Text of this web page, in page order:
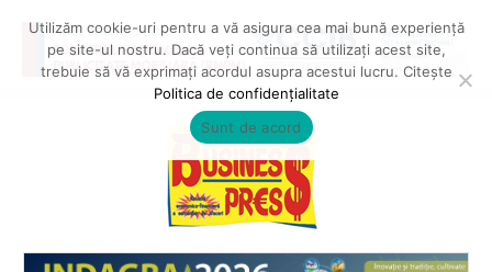
Utilizăm cookie-uri pentru a vă asigura cea mai bună experiență
pe site-ul nostru. Dacă veți continua să utilizați acest site,
trebuie să vă exprimați acordul asupra acestui lucru. Citește
Politica de confidențialitate
Sunt de acord